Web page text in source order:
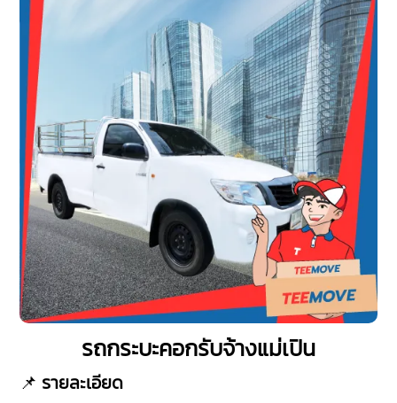
รถกระบะคอกรับจ้างแม่เปิน
📌 รายละเอียด